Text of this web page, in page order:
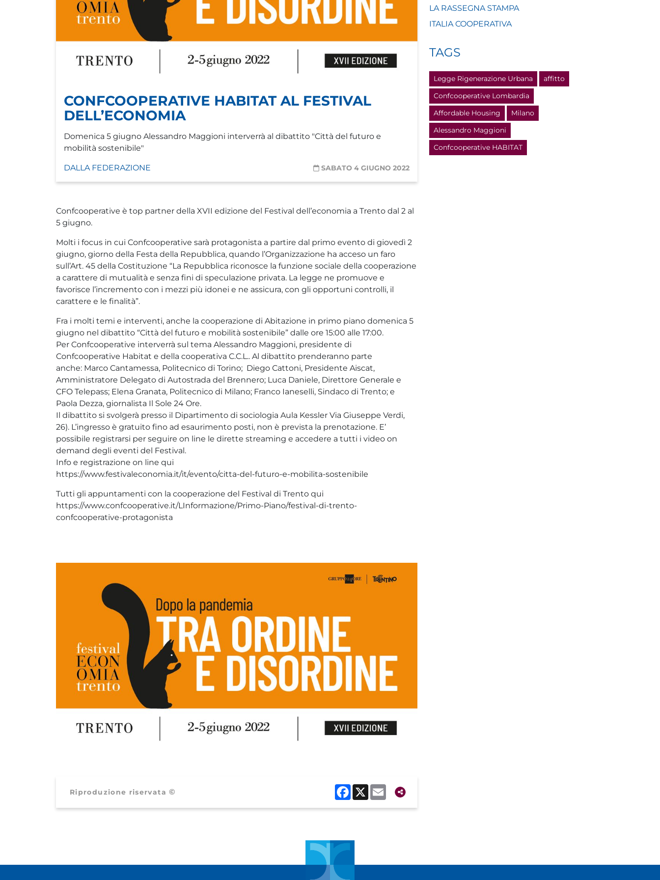
CONFCOOPERATIVE HABITAT AL FESTIVAL
DELL’ECONOMIA
Domenica 5 giugno Alessandro Maggioni interverrà al dibattito "Città del futuro e
mobilità sostenibile"
DALLA FEDERAZIONE SABATO 4 GIUGNO 2022
Confcooperative è top partner della XVII edizione del Festival dell’economia a Trento dal 2 al
5 giugno.
Molti i focus in cui Confcooperative sarà protagonista a partire dal primo evento di giovedì 2
giugno, giorno della Festa della Repubblica, quando l’Organizzazione ha acceso un faro
sull’Art. 45 della Costituzione “La Repubblica riconosce la funzione sociale della cooperazione
a carattere di mutualità e senza fini di speculazione privata. La legge ne promuove e
favorisce l’incremento con i mezzi più idonei e ne assicura, con gli opportuni controlli, il
carattere e le finalità”.
Fra i molti temi e interventi, anche la cooperazione di Abitazione in primo piano domenica 5
giugno nel dibattito “Città del futuro e mobilità sostenibile” dalle ore 15:00 alle 17:00.
Per Confcooperative interverrà sul tema Alessandro Maggioni, presidente di
Confcooperative Habitat e della cooperativa C.C.L.. Al dibattito prenderanno parte
anche: Marco Cantamessa, Politecnico di Torino; Diego Cattoni, Presidente Aiscat,
Amministratore Delegato di Autostrada del Brennero; Luca Daniele, Direttore Generale e
CFO Telepass; Elena Granata, Politecnico di Milano; Franco Ianeselli, Sindaco di Trento; e
Paola Dezza, giornalista Il Sole 24 Ore.
Il dibattito si svolgerà presso il Dipartimento di sociologia Aula Kessler Via Giuseppe Verdi,
26). L’ingresso è gratuito fino ad esaurimento posti, non è prevista la prenotazione. E’
possibile registrarsi per seguire on line le dirette streaming e accedere a tutti i video on
demand degli eventi del Festival.
Info e registrazione on line qui
https://www.festivaleconomia.it/it/evento/citta-del-futuro-e-mobilita-sostenibile
Tutti gli appuntamenti con la cooperazione del Festival di Trento qui
https://www.confcooperative.it/LInformazione/Primo-Piano/festival-di-trento-
confcooperative-protagonista
Riproduzione riservata© Facebook
X Email
LA RASSEGNA STAMPA
ITALIA COOPERATIVA
TAGS
Legge Rigenerazione Urbana
affitto
Confcooperative Lombardia
Affordable Housing
Milano
Alessandro Maggioni
Confcooperative HABITAT